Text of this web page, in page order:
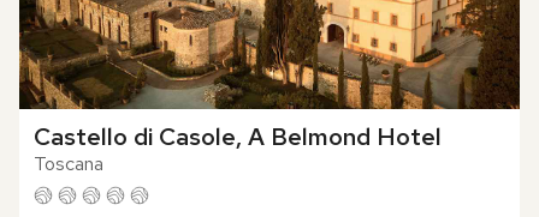
Castello di Casole, A Belmond Hotel
Toscana